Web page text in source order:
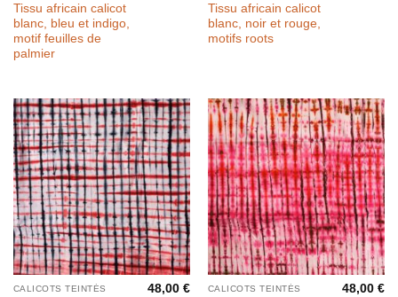
Tissu africain calicot
blanc, bleu et indigo,
motif feuilles de
palmier
Tissu africain calicot
blanc, noir et rouge,
motifs roots
CALICOTS TEINTÉS 48,00€ CALICOTS TEINTÉS 48,00€